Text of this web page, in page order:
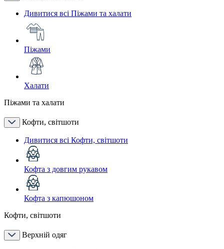
Дивитися всі Піжами та халати
Піжами
Халати
Піжами та халати
Кофти, світшоти
Дивитися всі Кофти, світшоти
Кофта з довгим рукавом
Кофта з капюшоном
Кофти, світшоти
Верхній одяг